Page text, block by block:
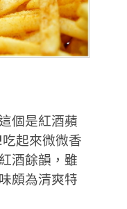
個是紅酒蘋
起來微微香
酒餘韻，雖
頗為清爽特